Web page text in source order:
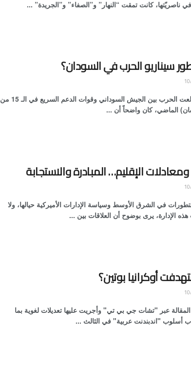
ناصريّتها، كانت تمقت “النهار” و”الصفاء” و”الجريدة” ...
سيناريو الحرب في السودان؟
منذ أن اندلعت الحرب بين الجيش السوداني وقوات الدعم السريع في الـ 15 من
الماضي، كان واضحاً أن ...
الإقليم… المبادرة والاستجابة
في الشرق الأوسط وسياسة الإدارات الأميركية حيالها، ولا
الإدارة، يرى بوضوح أن العلاقات بين ...
أوكرانيا بوتين؟
عبر "تشات جي بي تي" وأجريت عليها تعديلات لغوية بما
أسلوب "اندبندنت عربية" في الثالث ...